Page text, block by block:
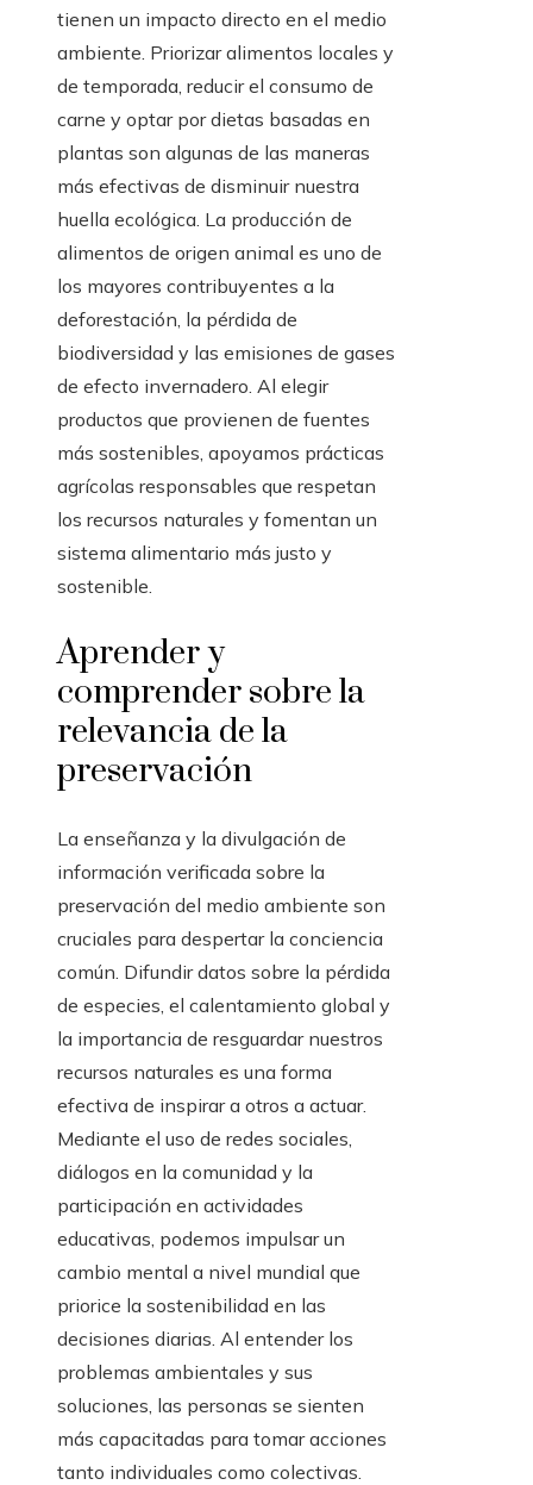
tienen un impacto directo en el medio
ambiente. Priorizar alimentos locales y
de temporada, reducir el consumo de
carne y optar por dietas basadas en
plantas son algunas de las maneras
más efectivas de disminuir nuestra
huella ecológica. La producción de
alimentos de origen animal es uno de
los mayores contribuyentes a la
deforestación, la pérdida de
biodiversidad y las emisiones de gases
de efecto invernadero. Al elegir
productos que provienen de fuentes
más sostenibles, apoyamos prácticas
agrícolas responsables que respetan
los recursos naturales y fomentan un
sistema alimentario más justo y
sostenible.
Aprender y
comprender sobre la
relevancia de la
preservación
La enseñanza y la divulgación de
información verificada sobre la
preservación del medio ambiente son
cruciales para despertar la conciencia
común. Difundir datos sobre la pérdida
de especies, el calentamiento global y
la importancia de resguardar nuestros
recursos naturales es una forma
efectiva de inspirar a otros a actuar.
Mediante el uso de redes sociales,
diálogos en la comunidad y la
participación en actividades
educativas, podemos impulsar un
cambio mental a nivel mundial que
priorice la sostenibilidad en las
decisiones diarias. Al entender los
problemas ambientales y sus
soluciones, las personas se sienten
más capacitadas para tomar acciones
tanto individuales como colectivas.